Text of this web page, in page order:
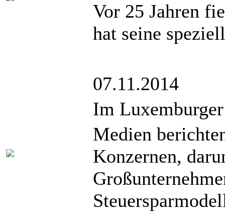
Vor 25 Jahren
hat seine
07.11.2014
Im
Medien
Konzernen,